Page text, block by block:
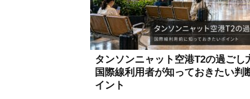
タンソンニャット空港T2の過ごし
国際線利用者が知っておきたい判
イント